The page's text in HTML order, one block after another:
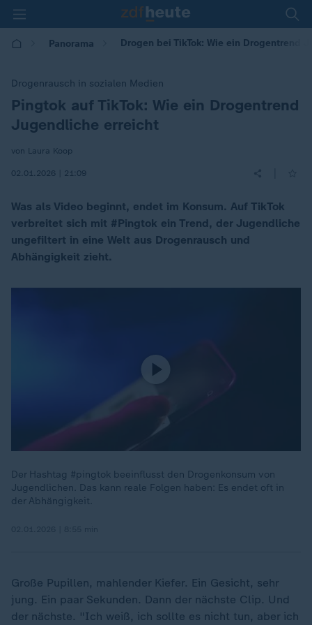
Panorama Drogen bei TikTok: Wie ein Drogentrend
Drogenrausch in sozialen Medien
:Pingtok auf TikTok: Wie ein Drogentrend
Jugendliche erreicht
von Laura Koop
02.01.2026 | 21:09
Was als Video beginnt, endet im Konsum. Auf TikTok
verbreitet sich mit #Pingtok ein Trend, der Jugendliche
ungefiltert in eine Welt aus Drogenrausch und
Abhängigkeit zieht.
Der Hashtag #pingtok beeinflusst den Drogenkonsum von
Jugendlichen. Das kann reale Folgen haben: Es endet oft in
der Abhängigkeit.
Große Pupillen, mahlender Kiefer. Ein Gesicht, sehr
jung. Ein paar Sekunden. Dann der nächste Clip. Und
der nächste. "Ich weiß, ich sollte es nicht tun, aber ich